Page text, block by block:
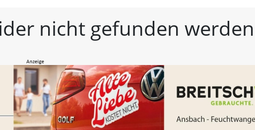
nicht gefunden werden